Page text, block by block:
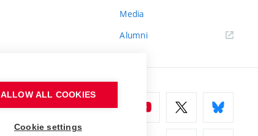
Media
Alumni
ALLOW ALL COOKIES
Cookie settings